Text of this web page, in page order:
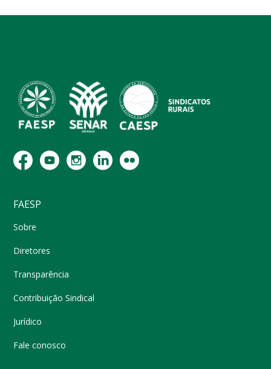
FAESP
Sobre
Diretores
Transparência
Contribuição Sindical
Jurídico
Fale conosco